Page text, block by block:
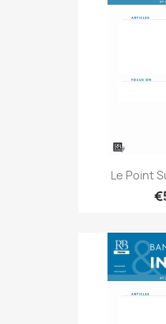
Le Point